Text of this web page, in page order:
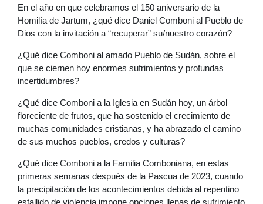
En el año en que celebramos el 150 aniversario de la
Homilía de Jartum, ¿qué dice Daniel Comboni al Pueblo de
Dios con la invitación a “recuperar” su/nuestro corazón?
¿Qué dice Comboni al amado Pueblo de Sudán, sobre el
que se ciernen hoy enormes sufrimientos y profundas
incertidumbres?
¿Qué dice Comboni a la Iglesia en Sudán hoy, un árbol
floreciente de frutos, que ha sostenido el crecimiento de
muchas comunidades cristianas, y ha abrazado el camino
de sus muchos pueblos, credos y culturas?
¿Qué dice Comboni a la Familia Comboniana, en estas
primeras semanas después de la Pascua de 2023, cuando
la precipitación de los acontecimientos debida al repentino
estallido de violencia impone opciones llenas de sufrimiento